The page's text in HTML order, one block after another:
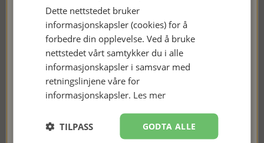
Oversetter
Mona Berge
Innbinding
Heftet
med informasjon om nye bøker og gode tilbud. 😊
JEG ER MED!
Nei takk, kanskje senere
Dette nettstedet bruker
informasjonskapsler (cookies) for å
forbedre din opplevelse. Ved å bruke
nettstedet vårt samtykker du i alle
informasjonskapsler i samsvar med
retningslinjene våre for
informasjonskapsler. Les mer
GODTA ALLE
TILPASS